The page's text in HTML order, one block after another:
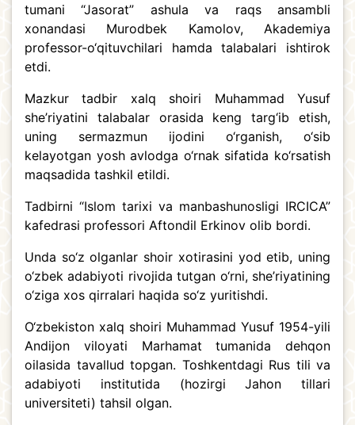
tumani “Jasorat” ashula va raqs ansambli
xonandasi Murodbek Kamolov, Akademiya
professor-o‘qituvchilari hamda talabalari ishtirok
etdi.
Mazkur tadbir xalq shoiri Muhammad Yusuf
she’riyatini talabalar orasida keng targ‘ib etish,
uning sermazmun ijodini o‘rganish, o‘sib
kelayotgan yosh avlodga o‘rnak sifatida ko‘rsatish
maqsadida tashkil etildi.
Tadbirni “Islom tarixi va manbashunosligi IRCICA”
kafedrasi professori Aftondil Erkinov olib bordi.
Unda so‘z olganlar shoir xotirasini yod etib, uning
o‘zbek adabiyoti rivojida tutgan o‘rni, she’riyatining
o‘ziga xos qirralari haqida so‘z yuritishdi.
O‘zbekiston xalq shoiri Muhammad Yusuf 1954-yili
Andijon viloyati Marhamat tumanida dehqon
oilasida tavallud topgan. Toshkentdagi Rus tili va
adabiyoti institutida (hozirgi Jahon tillari
universiteti) tahsil olgan.